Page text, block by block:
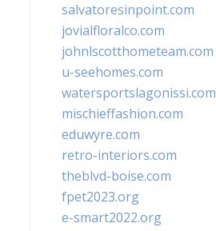
salvatoresinpoint.com
jovialfloralco.com
johnlscotthometeam.com
u-seehomes.com
watersportslagonissi.com
mischieffashion.com
eduwyre.com
retro-interiors.com
theblvd-boise.com
fpet2023.org
e-smart2022.org